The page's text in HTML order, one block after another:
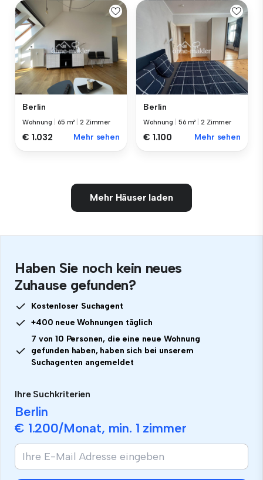
Berlin
Wohnung 65 m² |2 Zimmer
€ 1.032 Mehr sehen
Berlin
Wohnung 56 m² |2 Zimmer
€ 1.100 Mehr sehen
Mehr Häuser laden
Haben Sie noch kein neues
Zuhause gefunden?
Kostenloser Suchagent
+400 neue Wohnungen täglich
7 von 10 Personen, die eine neue Wohnung
gefunden haben, haben sich bei unserem
Suchagenten angemeldet
Ihre Suchkriterien
Berlin
€ 1.200/Monat, min. 1 zimmer